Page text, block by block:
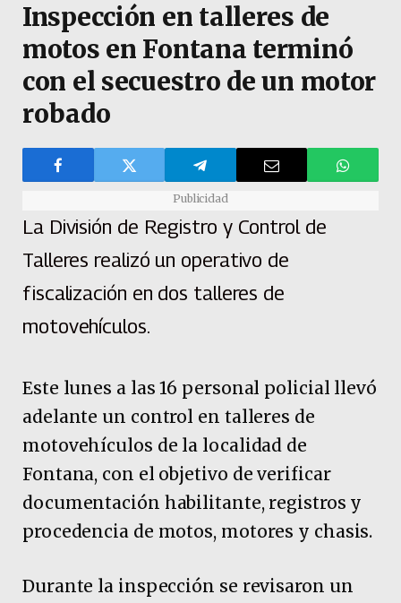
Inspección en talleres de
motos en Fontana terminó
con el secuestro de un motor
robado
Publicidad
La División de Registro y Control de
Talleres realizó un operativo de
fiscalización en dos talleres de
motovehículos.
Este lunes a las 16 personal policial llevó
adelante un control en talleres de
motovehículos de la localidad de
Fontana, con el objetivo de verificar
documentación habilitante, registros y
procedencia de motos, motores y chasis.
Durante la inspección se revisaron un